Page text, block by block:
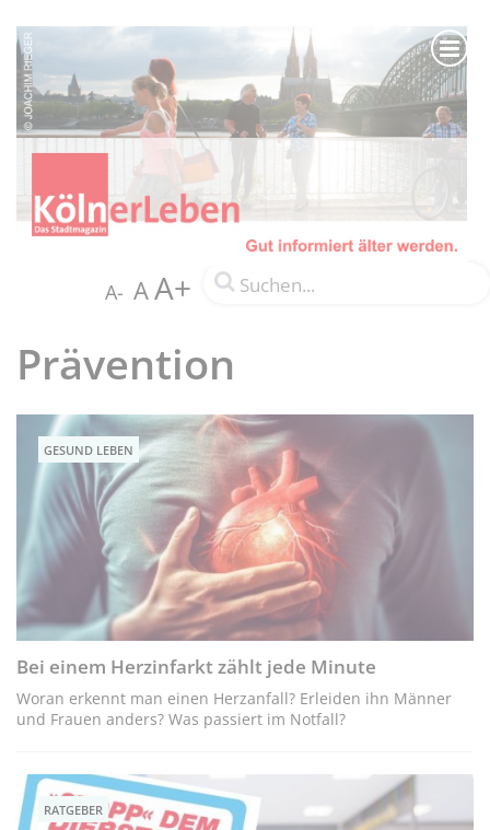
A- AA+
Prävention
GESUND LEBEN
Bei einem Herzinfarkt zählt jede Minute
Woran erkennt man einen Herzanfall? Erleiden ihn Männer
und Frauen anders? Was passiert im Notfall?
RATGEBER